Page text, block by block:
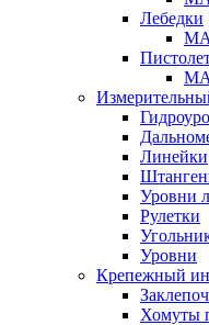
Лебедки
Линейки
Уровни
Рулетки
Уровни
Крепежный
Хомуты